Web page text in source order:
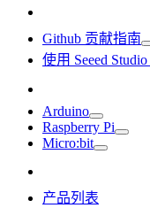
Github 贡献指南
使用 Seeed
Arduino
Raspberry Pi
Micro:bit
产品列表